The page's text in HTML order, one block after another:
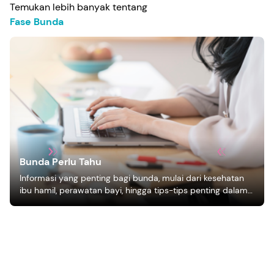
Temukan lebih banyak tentang
Fase Bunda
Bunda Perlu Tahu
Informasi yang penting bagi bunda, mulai dari kesehatan
ibu hamil, perawatan bayi, hingga tips-tips penting dalam
mengasuh anak